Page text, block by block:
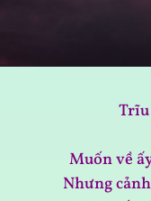
Trĩu
Muốn về
Nhưng